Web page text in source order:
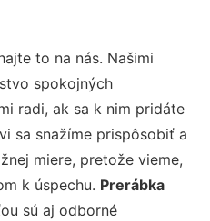
to na nás. Našimi
spokojných
radi, ak sa k nim pridáte
sa snažíme prispôsobiť a
miere, pretože vieme,
k úspechu. Prerábka
sú aj odborné